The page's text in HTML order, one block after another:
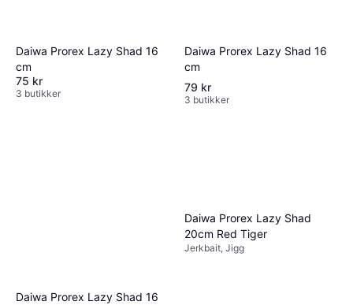
Daiwa Prorex Lazy Shad 16
cm
75 kr
3 butikker
Daiwa Prorex Lazy Shad 16
cm
79 kr
3 butikker
Daiwa Prorex Lazy Shad 16
Daiwa Prorex Lazy Shad
20cm Red Tiger
Jerkbait, Jigg